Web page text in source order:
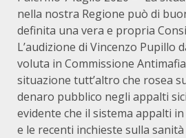
nella nostra Regione può di
definita una vera e propria
L’audizione di Vincenzo Pupillo
voluta in Commissione
situazione tutt’altro che rosea
denaro pubblico negli appalti
evidente che il sistema appalti
e le recenti inchieste sulla